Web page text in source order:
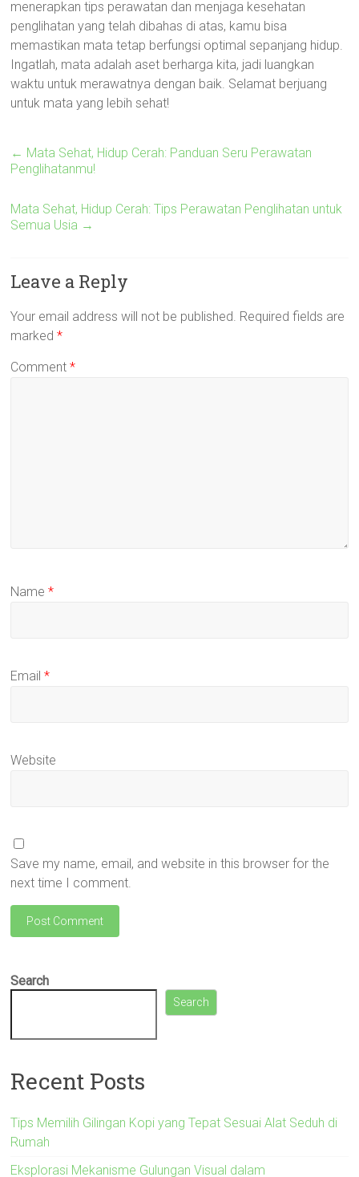
menerapkan tips perawatan dan menjaga kesehatan
penglihatan yang telah dibahas di atas, kamu bisa
memastikan mata tetap berfungsi optimal sepanjang hidup.
Ingatlah, mata adalah aset berharga kita, jadi luangkan
waktu untuk merawatnya dengan baik. Selamat berjuang
untuk mata yang lebih sehat!
← Mata Sehat, Hidup Cerah: Panduan Seru Perawatan
Penglihatanmu!
Mata Sehat, Hidup Cerah: Tips Perawatan Penglihatan untuk
Semua Usia →
Leave a Reply
Your email address will not be published. Required fields are
marked*
Comment*
Name*
Email*
Website
Save my name, email, and website in this browser for the
next time I comment.
Search
Search
Recent Posts
Tips Memilih Gilingan Kopi yang Tepat Sesuai Alat Seduh di
Rumah
Eksplorasi Mekanisme Gulungan Visual dalam